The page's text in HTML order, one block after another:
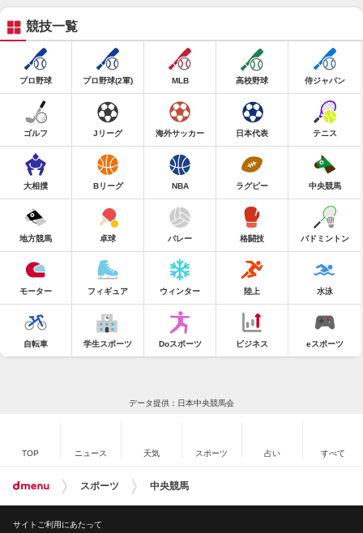
競技一覧
プロ野球 プロ野球(2軍) MLB 高校野球 侍ジャパン
ゴルフ Jリーグ 海外サッカー 日本代表 テニス
大相撲 Bリーグ NBA ラグビー 中央競馬
地方競馬 卓球 バレー 格闘技 バドミントン
モーター フィギュア ウィンター 陸上 水泳
自転車 学生スポーツ Doスポーツ ビジネス eスポーツ
データ提供：日本中央競馬会
TOP ニュース 天気 スポーツ 占い すべて
スポーツ 中央競馬
サイトご利用にあたって